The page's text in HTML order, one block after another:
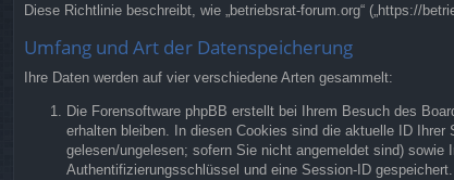
Diese Richtlinie beschreibt, wie „betriebsrat-forum.org“ („https://
Umfang und Art der Datenspeicherung
Ihre Daten werden auf vier verschiedene Arten gesammelt:
Die Forensoftware phpBB erstellt bei Ihrem Besuch des
erhalten bleiben. In diesen Cookies sind die aktuelle ID
gelesen/ungelesen; sofern Sie nicht angemeldet sind)
Authentifizierungsschlüssel und eine Session-ID